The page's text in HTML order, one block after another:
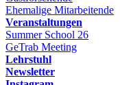
Ehemalige Mitarbeitende
Veranstaltungen
Summer School 26
GeTrab Meeting
Lehrstuhl
Newsletter